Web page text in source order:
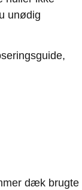
unødig
dæk brugte